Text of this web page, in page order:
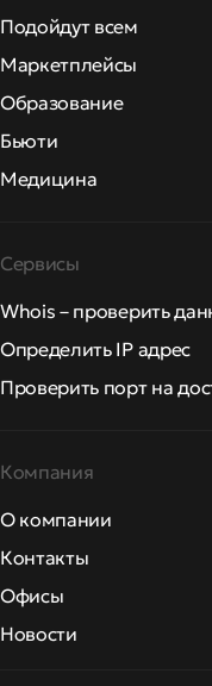
Подойдут всем
Маркетплейсы
Образование
Бьюти
Медицина
Сервисы
Whois – проверить
Определить IP адрес
Проверить порт на
Компания
О компании
Контакты
Офисы
Новости